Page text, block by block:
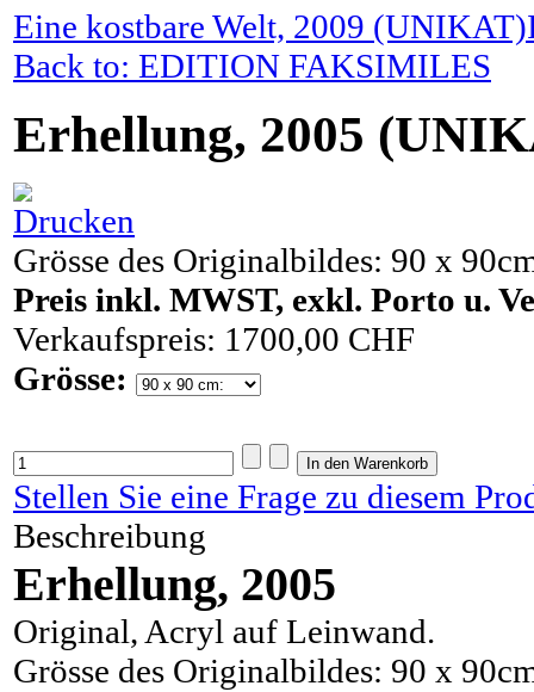
Eine kostbare Welt, 2009 (UNIKAT)
Back to: EDITION FAKSIMILES
Erhellung, 2005
Grösse des Originalbildes: 90 x
Preis inkl. MWST, exkl. Porto u.
Verkaufspreis: 1700,00 CHF
Grösse:
Stellen Sie eine Frage zu diesem
Beschreibung
Erhellung, 2005
Original, Acryl auf Leinwand.
Grösse des Originalbildes: 90 x